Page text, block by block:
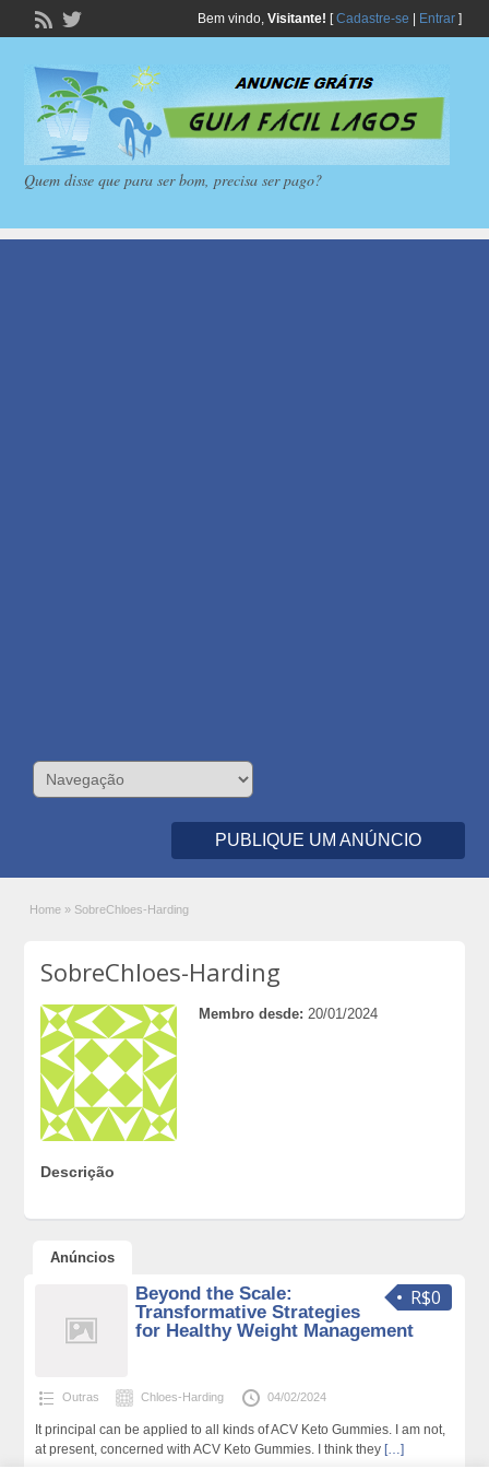
Bem vindo, Visitante! [Cadastre-se Entrar]
Quem disse que para ser bom, precisa ser pago?
PUBLIQUE UM ANÚNCIO
Home » SobreChloes-Harding
SobreChloes-Harding
Membro desde: 20/01/2024
Descrição
Anúncios
R$0
Beyond the Scale:
Transformative Strategies
for Healthy Weight Management
Outras Chloes-Harding 04/02/2024
It principal can be applied to all kinds of ACV Keto Gummies. I am not,
at present, concerned with ACV Keto Gummies. I think they […]